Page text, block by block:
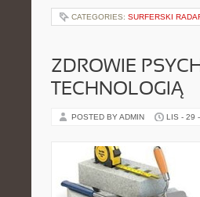
CATEGORIES: SURFERSKI
ZDROWIE
TECHNOLOGIĄ
POSTED BY ADMIN LIS - 29